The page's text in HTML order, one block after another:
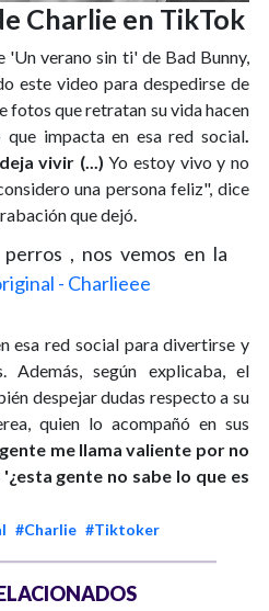
Charlie en TikTok
'Un verano sin ti' de Bad Bunny,
este video para despedirse de
fotos que retratan su vida hacen
impacta en esa red social.
vivir (...) Yo estoy vivo y no
una persona feliz", dice
que dejó.
perros , nos vemos en la
- Charlieee
esa red social para divertirse y
Además, según explicaba, el
despejar dudas respecto a su
quien lo acompañó en sus
me llama valiente por no
gente no sabe lo que es
#Charlie #Tiktoker